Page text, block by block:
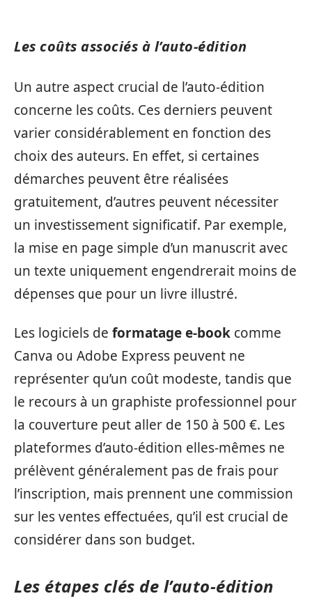
Les coûts associés à l’auto-édition
Un autre aspect crucial de l’auto-édition
concerne les coûts. Ces derniers peuvent
varier considérablement en fonction des
choix des auteurs. En effet, si certaines
démarches peuvent être réalisées
gratuitement, d’autres peuvent nécessiter
un investissement significatif. Par exemple,
la mise en page simple d’un manuscrit avec
un texte uniquement engendrerait moins de
dépenses que pour un livre illustré.
Les logiciels de formatage e-book comme
Canva ou Adobe Express peuvent ne
représenter qu’un coût modeste, tandis que
le recours à un graphiste professionnel pour
la couverture peut aller de 150 à 500 €. Les
plateformes d’auto-édition elles-mêmes ne
prélèvent généralement pas de frais pour
l’inscription, mais prennent une commission
sur les ventes effectuées, qu’il est crucial de
considérer dans son budget.
Les étapes clés de l’auto-édition